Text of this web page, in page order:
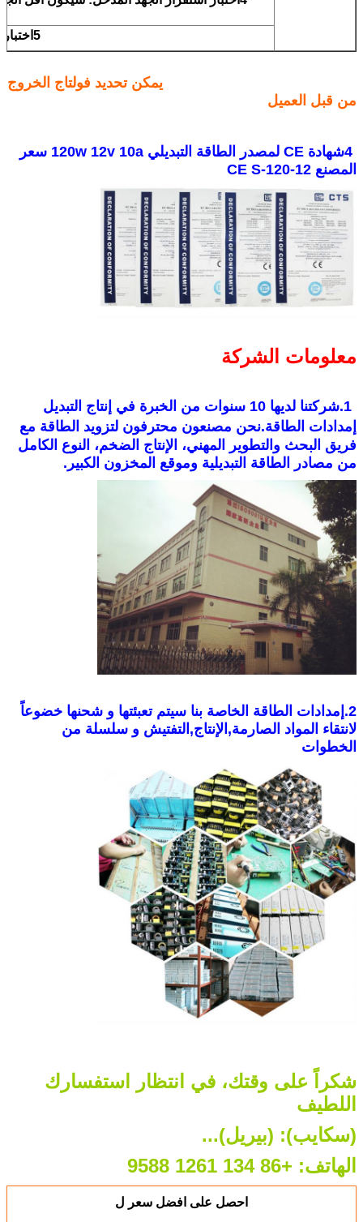
5اختبار استقرار الحمل: الحمل من 0٪ إلى 100٪.
يمكن تحديد فولتاج الخروج
من قبل العميل
4شهادة CE لمصدر الطاقة التبديلي 120w 12v 10a سعر
المصنع CE S-120-12
معلومات الشركة
1.شركتنا لديها 10 سنوات من الخبرة في إنتاج التبديل
إمدادات الطاقة.نحن مصنعون محترفون لتزويد الطاقة مع
فريق البحث والتطوير المهني، الإنتاج الضخم، النوع الكامل
من مصادر الطاقة التبديلية وموقع المخزون الكبير.
2.إمدادات الطاقة الخاصة بنا سيتم تعبئتها و شحنها خضوعاً
لانتقاء المواد الصارمة,الإنتاج,التفتيش و سلسلة من
الخطوات
شكراً على وقتك، في انتظار استفسارك
اللطيف
(سكايب): (بيريل)...
الهاتف: +86 134 1261 9588
احصل على افضل سعر ل